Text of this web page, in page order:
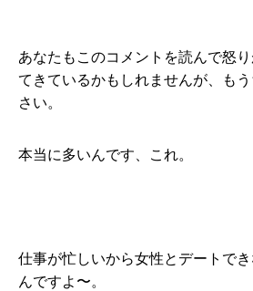
あなたもこのコメントを読んで怒
てきているかもしれませんが、も
さい。
本当に多いんです、これ。
仕事が忙しいから女性とデートで
んですよ〜。